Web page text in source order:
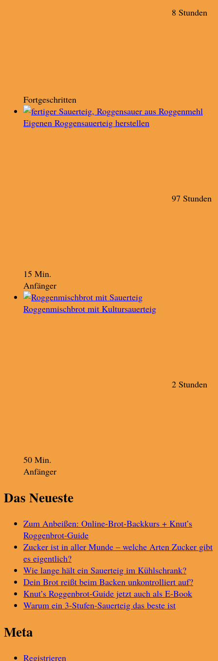
8 Stunden
Fortgeschritten
Eigenen Roggensauerteig herstellen
97 Stunden
15 Min.
Anfänger
Roggenmischbrot mit Kultursauerteig
2 Stunden
50 Min.
Anfänger
Das Neueste
Zum Anbeißen: Online-Brot-Backkurs + Knut’s
Roggenbrot-Guide
Zucker ist in aller Munde – welche Arten Zucker gibt
es eigentlich?
Wie lange hält ein Sauerteig im Kühlschrank?
Dein Brot reißt beim Backen unkontrolliert auf?
Knut’s Roggenbrot-Guide jetzt auch als E-Book
Warum ein 3-Stufen-Sauerteig das beste ist
Meta
Registrieren